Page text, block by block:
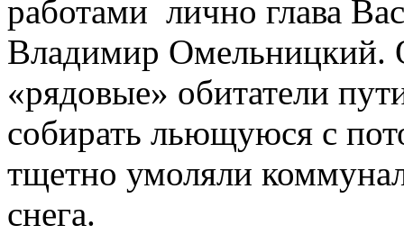
работами лично глава
Владимир Омельницкий.
«рядовые» обитатели
собирать льющуюся с
тщетно умоляли
снега.